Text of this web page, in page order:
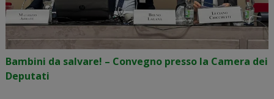
Bambini da salvare! – Convegno presso la Camera dei
Deputati